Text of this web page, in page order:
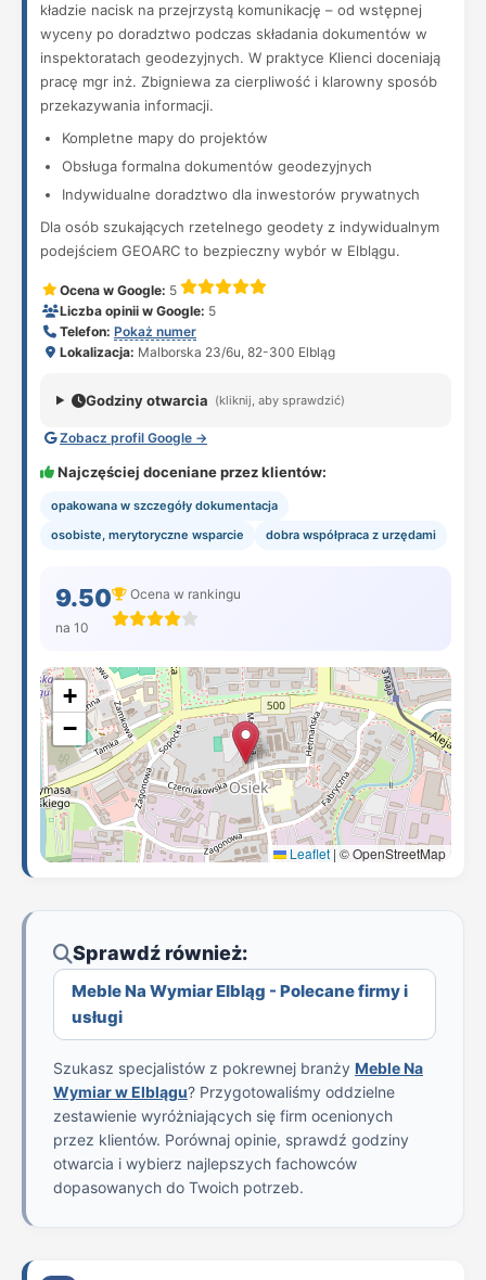
kładzie nacisk na przejrzystą komunikację – od wstępnej
wyceny po doradztwo podczas składania dokumentów w
inspektoratach geodezyjnych. W praktyce Klienci doceniają
pracę mgr inż. Zbigniewa za cierpliwość i klarowny sposób
przekazywania informacji.
Kompletne mapy do projektów
Obsługa formalna dokumentów geodezyjnych
Indywidualne doradztwo dla inwestorów prywatnych
Dla osób szukających rzetelnego geodety z indywidualnym
podejściem GEOARC to bezpieczny wybór w Elblągu.
Ocena w Google: 5
Liczba opinii w Google: 5
Telefon: Pokaż numer
Lokalizacja: Malborska 23/6u, 82-300 Elbląg
Godziny otwarcia (kliknij, aby sprawdzić)
Zobacz profil Google →
Najczęściej doceniane przez klientów:
opakowana w szczegóły dokumentacja
osobiste, merytoryczne wsparcie
dobra współpraca z urzędami
9.50
na 10
Ocena w rankingu
+
−
Leaflet | © OpenStreetMap
Sprawdź również:
Meble Na Wymiar Elbląg - Polecane firmy i
usługi
Szukasz specjalistów z pokrewnej branży Meble Na
Wymiar w Elblągu? Przygotowaliśmy oddzielne
zestawienie wyróżniających się firm ocenionych
przez klientów. Porównaj opinie, sprawdź godziny
otwarcia i wybierz najlepszych fachowców
dopasowanych do Twoich potrzeb.